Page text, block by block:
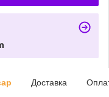
Доставка